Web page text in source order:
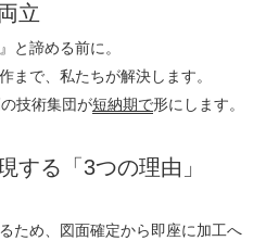
立
と諦める前に。
まで、私たちが解決します。
技術集団が短納期で形にします。
する「3つの理由」
ため、図面確定から即座に加工へ